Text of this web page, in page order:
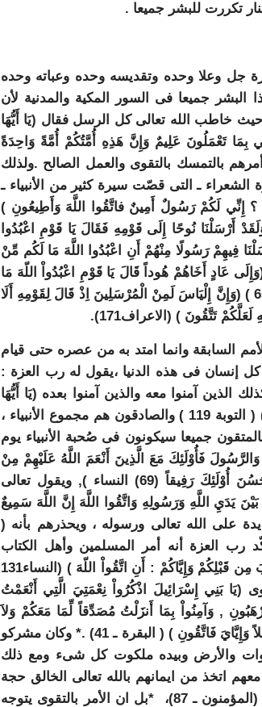
تكررت للبشر جميعا .
جل وعلا وحده وتقديسه وحده وعباته وحده
جميعا فى السور المكية والمدنية لأن
خاطب الله تعالى كل الرسل فقال (يَا أَيُّهَا
بِمَا تَعْمَلُونَ عَلِيمٌ وَإِنَّ هَذِهِ أُمَّتُكُمْ أُمَّةً وَاحِدَةً
.ولذلك
ـ التى قصّت سيرة كثير من الأنبياء ـ
إِنِّي لَكُمْ رَسُولٌ أَمِينٌ فاتَّقُوا اللَّهَ وَأَطِيعُونِ )
أَرْسَلْنَا نُوحًا إِلَى قَوْمِهِ فَقَالَ يَا قَوْمِ اعْبُدُوا
فِيهِمْ رَسُولًا مِنْهُمْ أَنِ اعْبُدُوا اللَّهَ مَا لَكُم مِّنْ
أَفَلاَ تَتَّقُونَ؟ ) (المؤمنون 23 ـ32 ) (وَإِلَى عَادٍ أَخَاهُمْ هُوداً قَالَ يَا قَوْمِ اعْبُدُواْ اللّهَ مَا
لَكُم مِّنْ إِلَـهٍ غَيْرُهُ أَفَلاَ تَتَّقُونَ ؟ ) (الاعراف 65 ) (وَإِنَّ إِلْيَاسَ لَمِنْ الْمُرْسَلِينَ اِذْ قَالَ لِقَوْمِهِ أَلَا
السابقة وانما امتد به من عصره حتى قيام
إنسان فى هذه الدنيا ،يقول له رب العزة :
الذين آمنوا معه والذين آمنوا بعده (يَا أَيُّهَا
الَّذِينَ آمَنُواْ اتَّقُواْ اللّهَ وَكُونُواْ مَعَ الصَّادِقِينَ ) ( التوبة 119 ) والصادقون هم مجموع الأنبياء ،
جميعا سيكونون فى صُحبة الأنبياء يوم
فَأُوْلَئِكَ مَعَ الَّذِينَ أَنْعَمَ اللَّهُ عَلَيْهِمْ مِنْ
النَّبِيِّينَ وَالصِّدِّيقِينَ وَالشُّهَدَاءِ وَالصَّالِحِينَ وَحَسُنَ أُوْلَئِكَ رَفِيقاً (69) النساء ), ويقول تعالى
بَيْنَ يَدَيِ اللَّهِ وَرَسُولِهِ وَاتَّقُوا اللَّهَ إِنَّ اللَّهَ سَمِيعٌ
المزايدة على الله تعالى ورسوله ، ويحذرهم بأنه (
رب العزة أنه أمر المسلمين وأهل الكتاب
بالتقوى فقال (وَلَقَدْ وَصَّيْنَا الَّذِينَ أُوتُواْ الْكِتَابَ مِن قَبْلِكُمْ وَإِيَّاكُمْ : أَنِ اتَّقُواْ اللّهَ ) (النساء131
(يَا بَنِي إِسْرَائِيلَ اذْكُرُواْ نِعْمَتِيَ الَّتِي أَنْعَمْتُ
, وَآمِنُواْ بِمَا أَنزَلْتُ مُصَدِّقاً لِّمَا مَعَكُمْ وَلاَ
وَإِيَّايَ فَاتَّقُونِ ) ( البقرة ـ 41
)
.
* وكان مشركو
والأرض وبيده ملكوت كل شىء ومع ذلك
اتخذ من ايمانهم بالله تعالى الخالق حجة
ـ 87
)، *بل ان الأمر بالتقوى يتوجه